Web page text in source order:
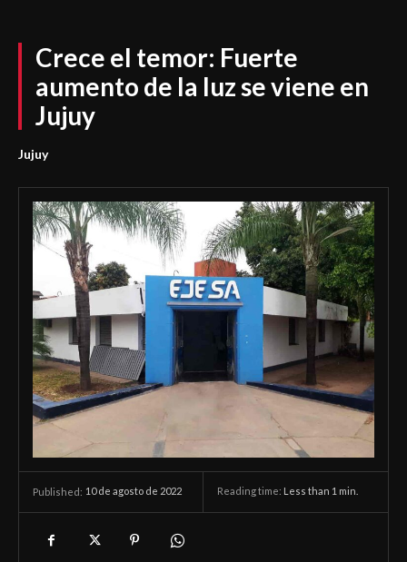
Crece el temor: Fuerte
aumento de la luz se viene en
Jujuy
Jujuy
Published: 10 de agosto de 2022 Reading time: Less than 1 min.